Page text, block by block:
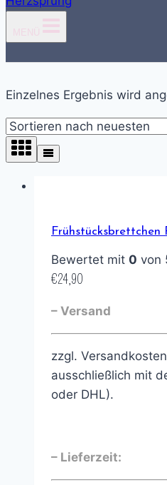
MENÜ
Einzelnes Ergebnis wird
Frühstücksbrettchen
Bewertet mit 0 von
€24,90
– Versand
zzgl.
ausschließlich mit
oder DHL).
– Lieferzeit: